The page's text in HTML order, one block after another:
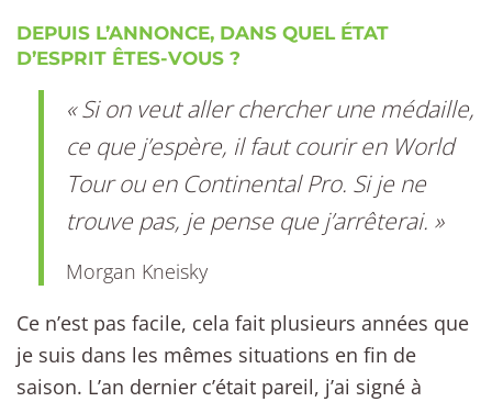
DEPUIS L’ANNONCE, DANS QUEL ÉTAT
D’ESPRIT ÊTES-VOUS ?
« Si on veut aller chercher une médaille,
ce que j’espère, il faut courir en World
Tour ou en Continental Pro. Si je ne
trouve pas, je pense que j’arrêterai. »
Morgan Kneisky
Ce n’est pas facile, cela fait plusieurs années que
je suis dans les mêmes situations en fin de
saison. L’an dernier c’était pareil, j’ai signé à